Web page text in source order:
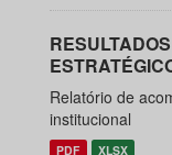
Relatório de
institucional
PDF XLSX